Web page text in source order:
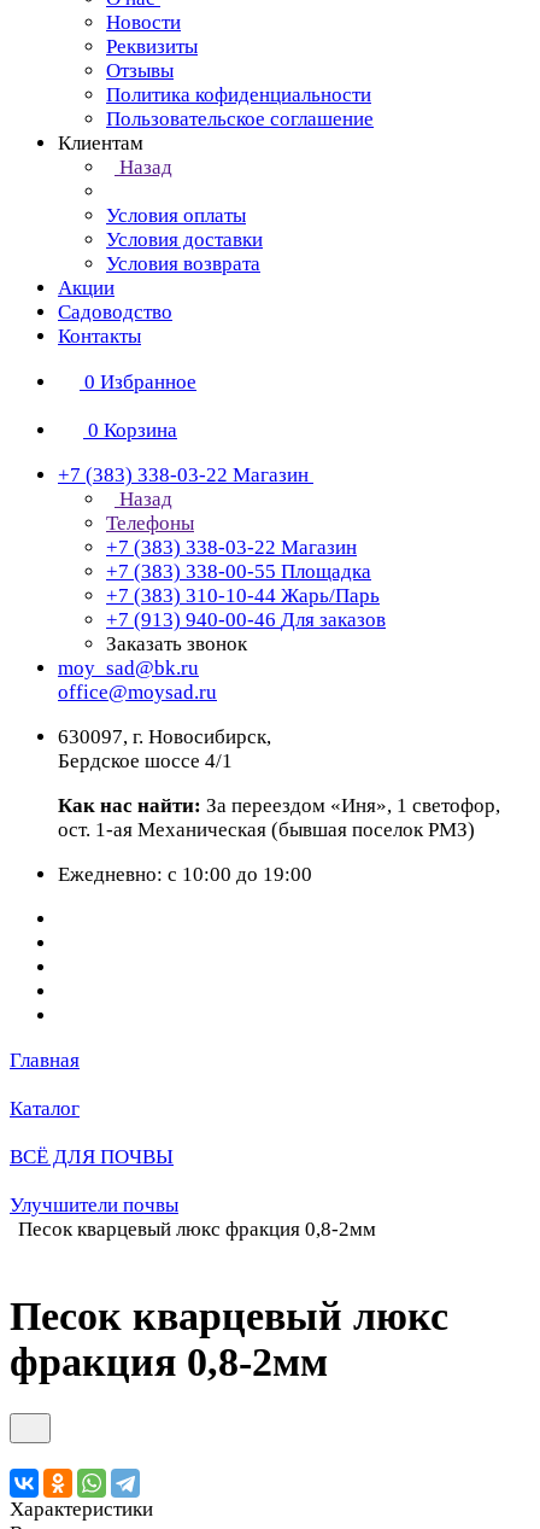
Новости
Реквизиты
Отзывы
Политика кофиденциальности
Пользовательское соглашение
Клиентам
Назад
Условия оплаты
Условия доставки
Условия возврата
Акции
Садоводство
Контакты
0 Избранное
0 Корзина
+7 (383) 338-03-22 Магазин
Назад
Телефоны
+7 (383) 338-03-22 Магазин
+7 (383) 338-00-55 Площадка
+7 (383) 310-10-44 Жарь/Парь
+7 (913) 940-00-46 Для заказов
Заказать звонок
moy_sad@bk.ru
office@moysad.ru
630097, г. Новосибирск,
Бердское шоссе 4/1
Как нас найти: За переездом «Иня», 1 светофор,
ост. 1-ая Механическая (бывшая поселок РМЗ)
Ежедневно: с 10:00 до 19:00
Главная
Каталог
ВСЁ ДЛЯ ПОЧВЫ
Улучшители почвы
Песок кварцевый люкс фракция 0,8-2мм
Песок кварцевый люкс
фракция 0,8-2мм
Характеристики